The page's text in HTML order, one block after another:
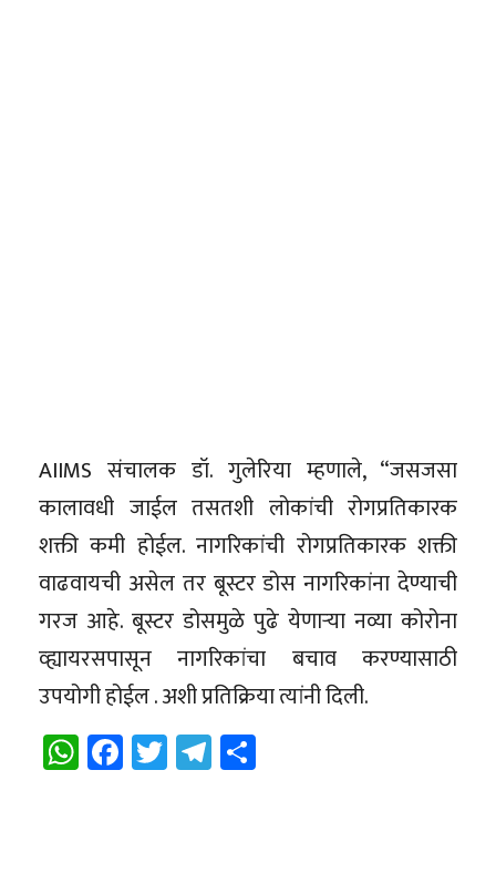
AIIMS संचालक डॉ. गुलेरिया म्हणाले, “जसजसा
कालावधी जाईल तसतशी लोकांची रोगप्रतिकारक
शक्ती कमी होईल. नागरिकांची रोगप्रतिकारक शक्ती
वाढवायची असेल तर बूस्टर डोस नागरिकांना देण्याची
गरज आहे. बूस्टर डोसमुळे पुढे येणाऱ्या नव्या कोरोना
व्ह्यायरसपासून नागरिकांचा बचाव करण्यासाठी
उपयोगी होईल . अशी प्रतिक्रिया त्यांनी दिली.
WhatsApp
Facebook
TwitterTelegram